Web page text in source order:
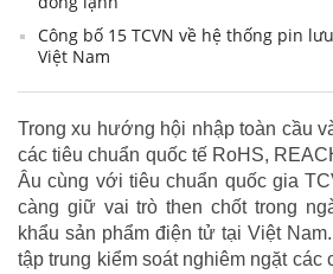
Công bố 15 TCVN về hệ thống pin
Việt Nam
Trong xu hướng hội nhập toàn cầu
các tiêu chuẩn quốc tế RoHS,
Âu cùng với tiêu chuẩn quốc gia
càng giữ vai trò then chốt trong
khẩu sản phẩm điện tử tại Việt
tập trung kiểm soát nghiêm ngặt các